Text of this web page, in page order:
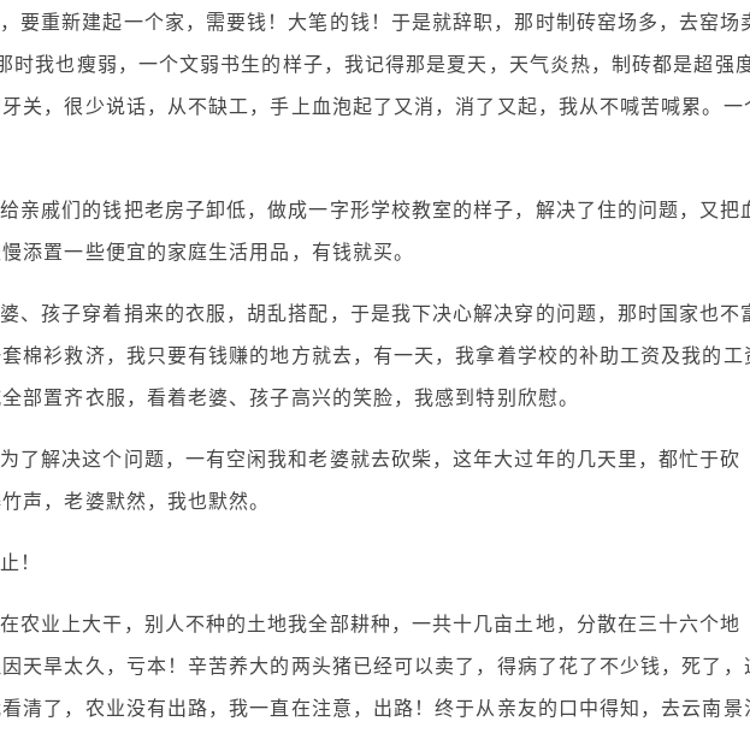
要重新建起一个家，需要钱！大笔的钱！于是就辞职，那时制砖窑场多，去窑场
时我也瘦弱，一个文弱书生的样子，我记得那是夏天，天气炎热，制砖都是超强
关，很少说话，从不缺工，手上血泡起了又消，消了又起，我从不喊苦喊累。一
亲戚们的钱把老房子卸低，做成一字形学校教室的样子，解决了住的问题，又把
添置一些便宜的家庭生活用品，有钱就买。
、孩子穿着捐来的衣服，胡乱搭配，于是我下决心解决穿的问题，那时国家也不
棉衫救济，我只要有钱赚的地方就去，有一天，我拿着学校的补助工资及我的工
部置齐衣服，看着老婆、孩子高兴的笑脸，我感到特别欣慰。
了解决这个问题，一有空闲我和老婆就去砍柴，这年大过年的几天里，都忙于砍
声，老婆默然，我也默然。
！
农业上大干，别人不种的土地我全部耕种，一共十几亩土地，分散在三十六个地
天旱太久，亏本！辛苦养大的两头猪已经可以卖了，得病了花了不少钱，死了，
清了，农业没有出路，我一直在注意，出路！终于从亲友的口中得知，去云南景